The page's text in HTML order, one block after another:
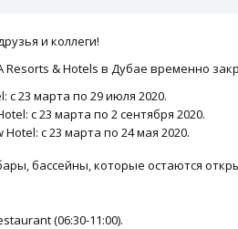
и коллеги!
Resorts & Hotels в Дубае временно
с 23 марта по 29 июля 2020.
с 23 марта по 2 сентября 2020.
Hotel: с 23 марта по 24 мая 2020.
бассейны, которые остаются
(06:30-11:00).